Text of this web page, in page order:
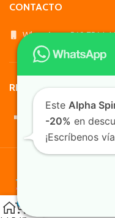
CONTACTO
WhatsApp: +569 7564
REDES SOCIALES
Este Alpha
-20% en
¡Escríbenos